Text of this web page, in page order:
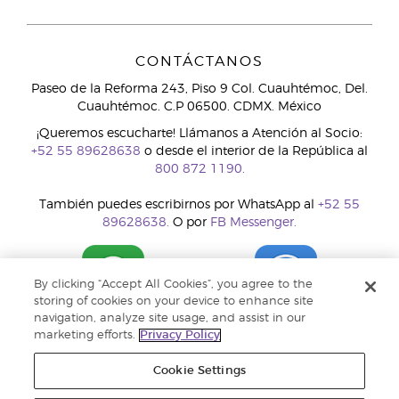
CONTÁCTANOS
Paseo de la Reforma 243, Piso 9 Col. Cuauhtémoc, Del.
Cuauhtémoc. C.P 06500. CDMX. México
¡Queremos escucharte! Llámanos a Atención al Socio:
+52 55 89628638 o desde el interior de la República al
800 872 1190.
También puedes escribirnos por WhatsApp al +52 55
89628638. O por FB Messenger.
By clicking “Accept All Cookies”, you agree to the
storing of cookies on your device to enhance site
navigation, analyze site usage, and assist in our
marketing efforts.
Privacy Policy
Cookie Settings